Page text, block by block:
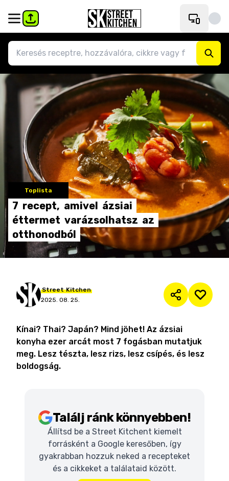
Toplista
7 recept, amivel ázsiai
éttermet varázsolhatsz az
otthonodból
Street Kitchen
2025. 08. 25.
Kínai? Thai? Japán? Mind jöhet! Az ázsiai
konyha ezer arcát most 7 fogásban mutatjuk
meg. Lesz tészta, lesz rizs, lesz csípés, és lesz
boldogság.
Találj ránk könnyebben!
Állítsd be a Street Kitchent kiemelt
forrásként a Google keresőben, így
gyakrabban hozzuk neked a recepteket
és a cikkeket a találataid között.